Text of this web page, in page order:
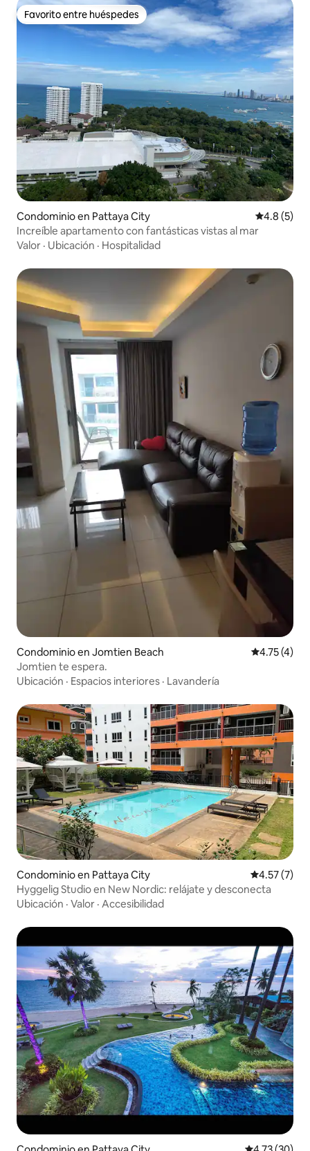
Favorito entre huéspedes
Favorito entre huéspedes
Condominio en Pattaya City
4.8 (5)
Increíble apartamento con fantásticas vistas al mar
Valor · Ubicación · Hospitalidad
Condominio en Jomtien Beach Calificación
4.75 (4)
Jomtien te espera.
Ubicación · Espacios interiores · Lavandería
Condominio en Pattaya City Calificación
4.57 (7)
Hyggelig Studio en New Nordic: relájate y desconecta
Ubicación · Valor · Accesibilidad